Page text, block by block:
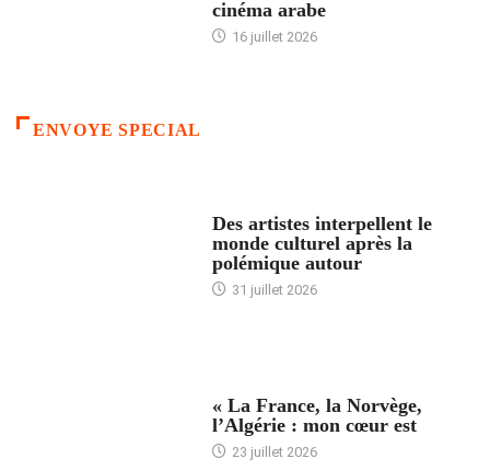
cinéma arabe
16 juillet 2026
ENVOYE SPECIAL
Des artistes interpellent le
monde culturel après la
polémique autour
31 juillet 2026
« La France, la Norvège,
l’Algérie : mon cœur est
23 juillet 2026